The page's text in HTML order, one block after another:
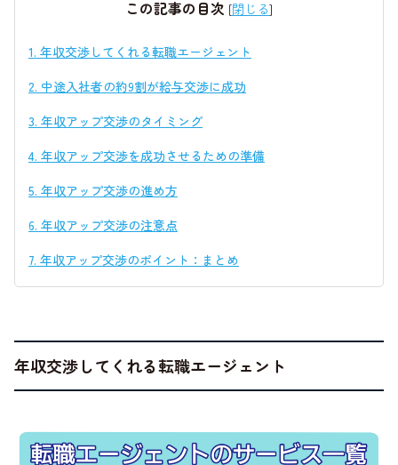
この記事の目次 [閉じる]
1. 年収交渉してくれる転職エージェント
2. 中途入社者の約9割が給与交渉に成功
3. 年収アップ交渉のタイミング
4. 年収アップ交渉を成功させるための準備
5. 年収アップ交渉の進め方
6. 年収アップ交渉の注意点
7. 年収アップ交渉のポイント：まとめ
年収交渉してくれる転職エージェント